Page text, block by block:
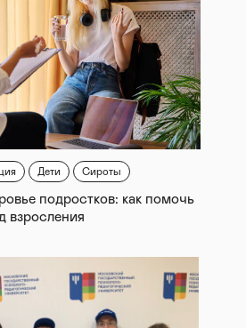
Дети Сироты
подростков: как помочь
взросления